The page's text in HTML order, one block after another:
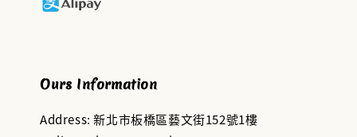
Ours Information
Address: 新北市板橋區藝文街152號1樓